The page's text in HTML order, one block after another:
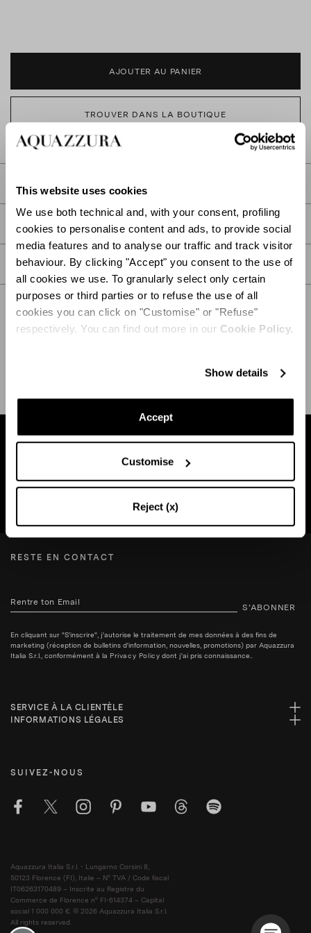
This website uses cookies
We use both technical and, with your consent, profiling
cookies to personalise content and ads, to provide social
media features and to analyse our traffic and track visitor
behaviour. By clicking "Accept" you consent to the use of
all cookies we use. To granularly select only certain
purposes or third parties or to refuse the use of all
cookies you can click on "Customise" or "Refuse"
respectively. You can find out more in our Cookie Policy.
Show details
Accept
Customise
Reject (x)
AJOUTER AU PANIER
TROUVER DANS LA BOUTIQUE
DÉTAIL
SOIN
RESTE EN CONTACT
S’ABONNER
En cliquant sur "S'inscrire", j'autorise le traitement de mes données à des fins de
marketing (réception de bulletins d'information, nouvelles, promotions) par Aquazzura
Italia S.r.l., conformément à la Privacy Policy dont j'ai pris connaissance..
SERVICE À LA CLIENTÈLE
INFORMATIONS LÉGALES
SUIVEZ-NOUS
Aquazzura Italia S.r.l. - Lungarno Corsini 8,
50123 Florence (FI), Italie – N° TVA / Code fiscal
IT06263170489 – Inscrite au Registre du
Commerce de Florence n° FI-614374 – Capital
social 1 000 000 €. © 2026 Aquazzura Italia S.r.l.
All rights reserved.